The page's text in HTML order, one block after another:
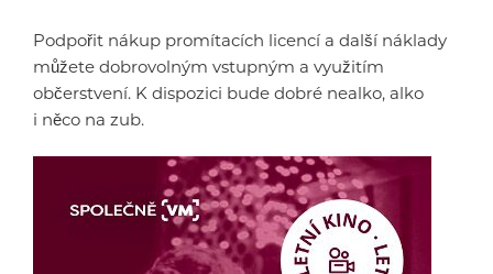
Podpořit nákup promítacích licencí a další náklady
můžete dobrovolným vstupným a využitím
občerstvení. K dispozici bude dobré nealko, alko
i něco na zub.